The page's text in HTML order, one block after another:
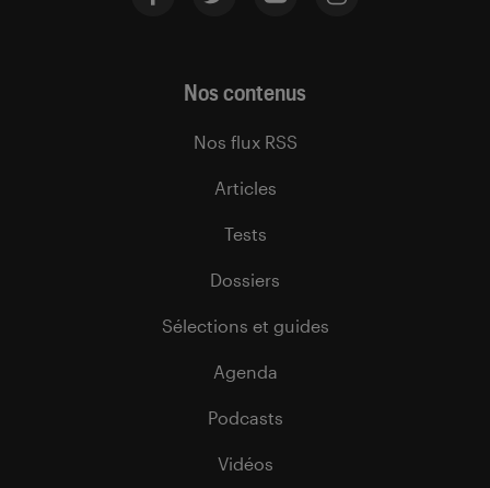
Nos contenus
Nos flux RSS
Articles
Tests
Dossiers
Sélections et guides
Agenda
Podcasts
Vidéos